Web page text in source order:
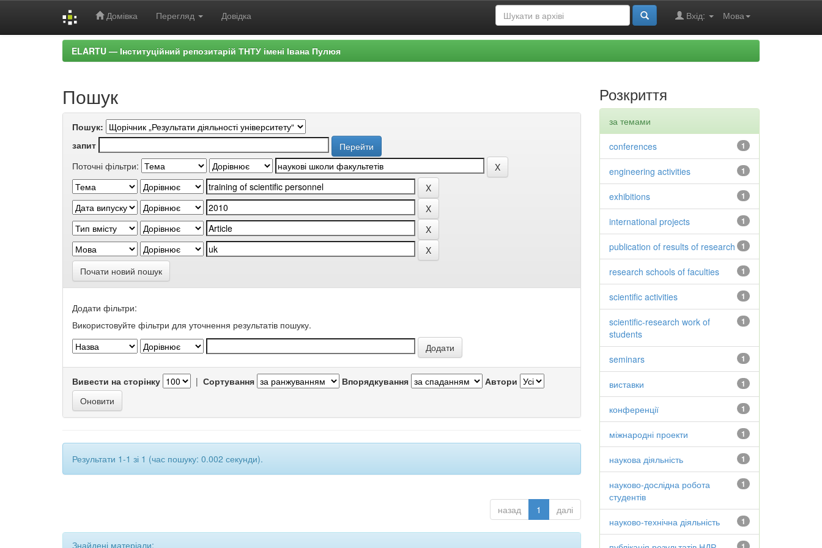
Домівка Перегляд Довідка Мова
Вхід:
ELARTU — Інституційний репозитарій ТНТУ імені Івана Пулюя
Пошук
Пошук:
запит
Поточні фільтри:
Почати новий пошук
Додати фільтри:
Використовуйте фільтри для уточнення результатів пошуку.
Вивести на сторінку | Сортування Впорядкування Автори
Результати 1-1 зі 1 (час пошуку: 0.002 секунди).
назад 1 далі
Знайдені матеріали:
Розкриття
за темами
1
conferences
1
engineering activities
1
exhibitions
1
international projects
1
publication of results of research
1
research schools of faculties
1
scientific activities
1
scientific-research work of
students
1
seminars
1
виставки
1
конференції
1
міжнародні проекти
1
наукова діяльність
1
науково-дослідна робота
студентів
1
науково-технічна діяльність